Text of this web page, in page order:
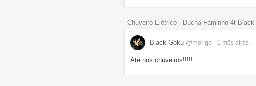
Chuveiro Elétrico - Ducha Faminho 4t
Black Goku @morige - 1 mês atrás
Até nos chuveiros!!!!!